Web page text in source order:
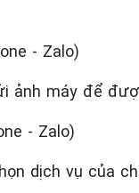
- Zalo)
ảnh máy để
- Zalo)
dịch vụ của